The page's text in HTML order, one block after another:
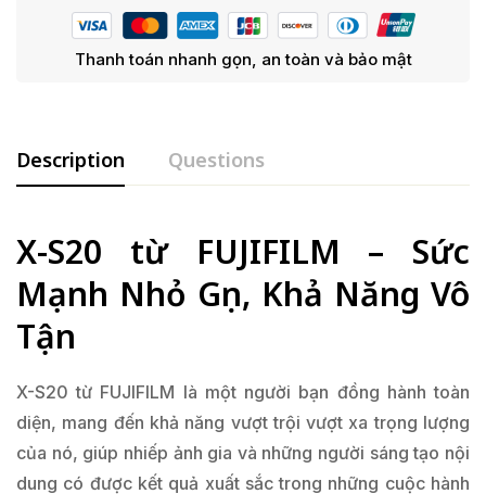
Thanh toán nhanh gọn, an toàn và bảo mật
Description Questions
X-S20 từ FUJIFILM – Sức
Mạnh Nhỏ Gọn, Khả Năng Vô
Tận
X-S20 từ FUJIFILM là một người bạn đồng hành toàn
diện, mang đến khả năng vượt trội vượt xa trọng lượng
của nó, giúp nhiếp ảnh gia và những người sáng tạo nội
dung có được kết quả xuất sắc trong những cuộc hành